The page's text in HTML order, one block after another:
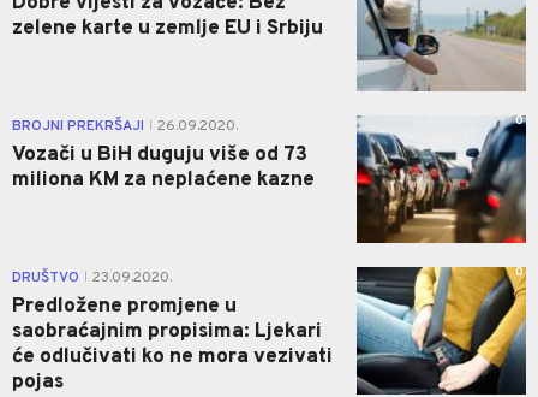
zelene karte u zemlje EU i Srbiju
BROJNI PREKRŠAJI 26.09.2020.
Vozači u BiH duguju više od 73
miliona KM za neplaćene kazne
0
DRUŠTVO 23.09.2020.
Predložene promjene u
saobraćajnim propisima: Ljekari
će odlučivati ko ne mora vezivati
pojas
0